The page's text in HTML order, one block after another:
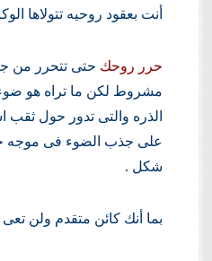
أنت بعقود روحيه تتولاها
حرر روحكحتى تتحرر من
مشروط لكن ما تراه هو ضوء
الذره والتى تدور حول ثقب
على جذب الضوء فى موجه
شكل .
بما أنك كائن متقدم ولن